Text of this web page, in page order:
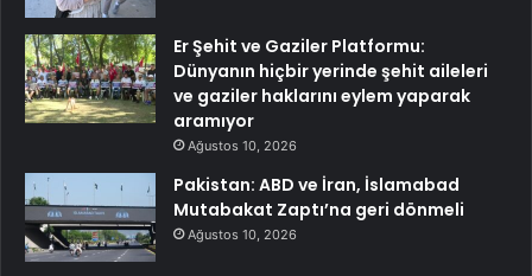
Er Şehit ve Gaziler Platformu:
Dünyanın hiçbir yerinde şehit aileleri
ve gaziler haklarını eylem yaparak
aramıyor
Ağustos 10, 2026
Pakistan: ABD ve İran, İslamabad
Mutabakat Zaptı’na geri dönmeli
Ağustos 10, 2026